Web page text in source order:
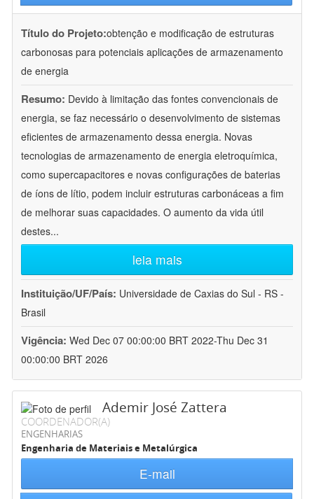
Título do Projeto:obtenção e modificação de estruturas
carbonosas para potenciais aplicações de armazenamento
de energia
Resumo: Devido à limitação das fontes convencionais de
energia, se faz necessário o desenvolvimento de sistemas
eficientes de armazenamento dessa energia. Novas
tecnologias de armazenamento de energia eletroquímica,
como supercapacitores e novas configurações de baterias
de íons de lítio, podem incluir estruturas carbonáceas a fim
de melhorar suas capacidades. O aumento da vida útil
destes...
leia mais
Instituição/UF/País: Universidade de Caxias do Sul - RS -
Brasil
Vigência: Wed Dec 07 00:00:00 BRT 2022-Thu Dec 31
00:00:00 BRT 2026
Ademir José Zattera
COORDENADOR(A)
ENGENHARIAS
Engenharia de Materiais e Metalúrgica
E-mail